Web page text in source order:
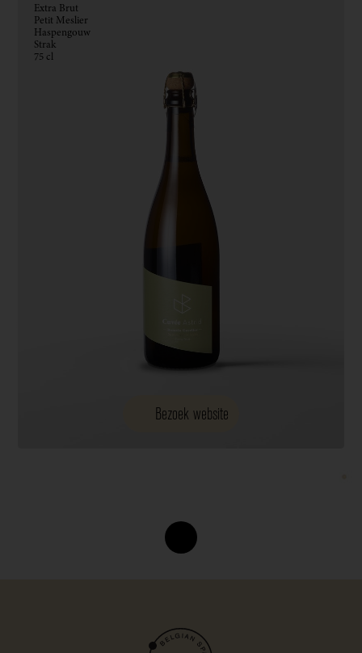
Extra Brut
Petit Meslier
Haspengouw
Strak
75 cl
Bezoek website